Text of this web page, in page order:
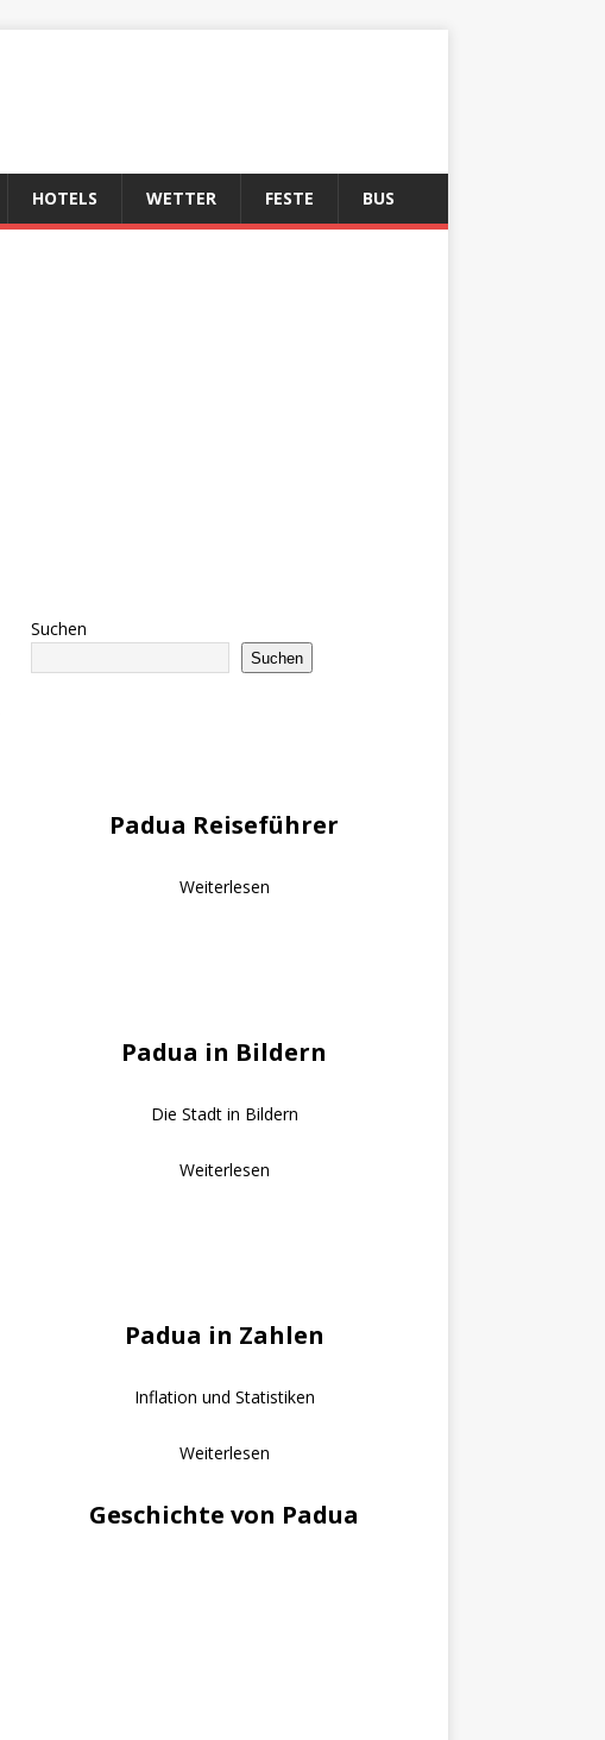
HOTELS WETTER FESTE BUS
Suchen
Suchen
Padua Reiseführer
Weiterlesen
Padua in Bildern
Die Stadt in Bildern
Weiterlesen
Padua in Zahlen
Inflation und Statistiken
Weiterlesen
Geschichte von Padua